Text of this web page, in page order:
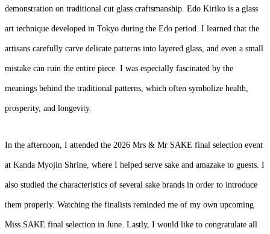
demonstration on traditional cut glass craftsmanship. Edo Kiriko is a glass
art technique developed in Tokyo during the Edo period. I learned that the
artisans carefully carve delicate patterns into layered glass, and even a small
mistake can ruin the entire piece. I was especially fascinated by the
meanings behind the traditional patterns, which often symbolize health,
prosperity, and longevity.
In the afternoon, I attended the 2026 Mrs & Mr SAKE final selection event
at Kanda Myojin Shrine, where I helped serve sake and amazake to guests. I
also studied the characteristics of several sake brands in order to introduce
them properly. Watching the finalists reminded me of my own upcoming
Miss SAKE final selection in June. Lastly, I would like to congratulate all